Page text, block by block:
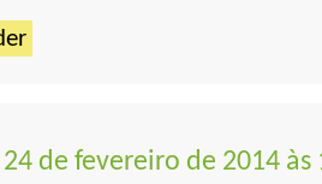
24 de fevereiro de 2014 às